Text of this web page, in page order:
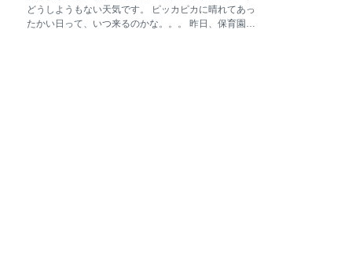
どうしようもない天気です。 ピッカピカに晴れてあっ
たかい日って、いつ来るのかな。。。 昨日、保育園か